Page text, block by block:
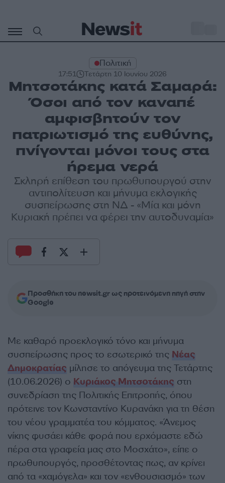
περιεχόμενο
Πολιτική
17:51 Τετάρτη 10 Ιουνίου 2026
Μητσοτάκης κατά Σαμαρά:
Όσοι από τον καναπέ
αμφισβητούν τον
πατριωτισμό της ευθύνης,
πνίγονται μόνοι τους στα
ήρεμα νερά
Σκληρή επίθεση του πρωθυπουργού στην
αντιπολίτευση και μήνυμα εκλογικής
συσπείρωσης στη ΝΔ - «Μία και μόνη
Κυριακή πρέπει να φέρει την αυτοδυναμία»
Προσθήκη του newsit.gr ως προτεινόμενη πηγή στην
Google
Με καθαρό προεκλογικό τόνο και μήνυμα
συσπείρωσης προς το εσωτερικό της Νέας
Δημοκρατίας μίλησε το απόγευμα της Τετάρτης
(10.06.2026) ο Κυριάκος Μητσοτάκης στη
συνεδρίαση της Πολιτικής Επιτροπής, όπου
πρότεινε τον Κωνσταντίνο Κυρανάκη για τη θέση
του νέου γραμματέα του κόμματος. «Άνεμος
νίκης φυσάει κάθε φορά που ερχόμαστε εδώ
πέρα στα γραφεία μας στο Μοσχάτο», είπε ο
πρωθυπουργός, προσθέτοντας πως, αν κρίνει
από τα «χαμόγελα» και τον «ενθουσιασμό» των